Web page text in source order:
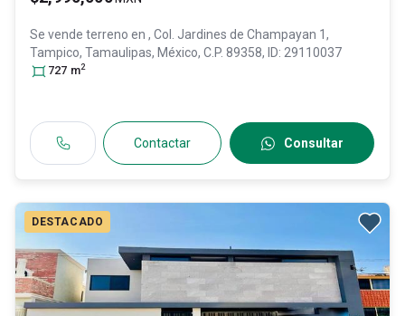
Se vende terreno en , Col. Jardines de Champayan 1,
Tampico, Tamaulipas, México, C.P. 89358, ID: 29110037
727 m2
Contactar Consultar
DESTACADO